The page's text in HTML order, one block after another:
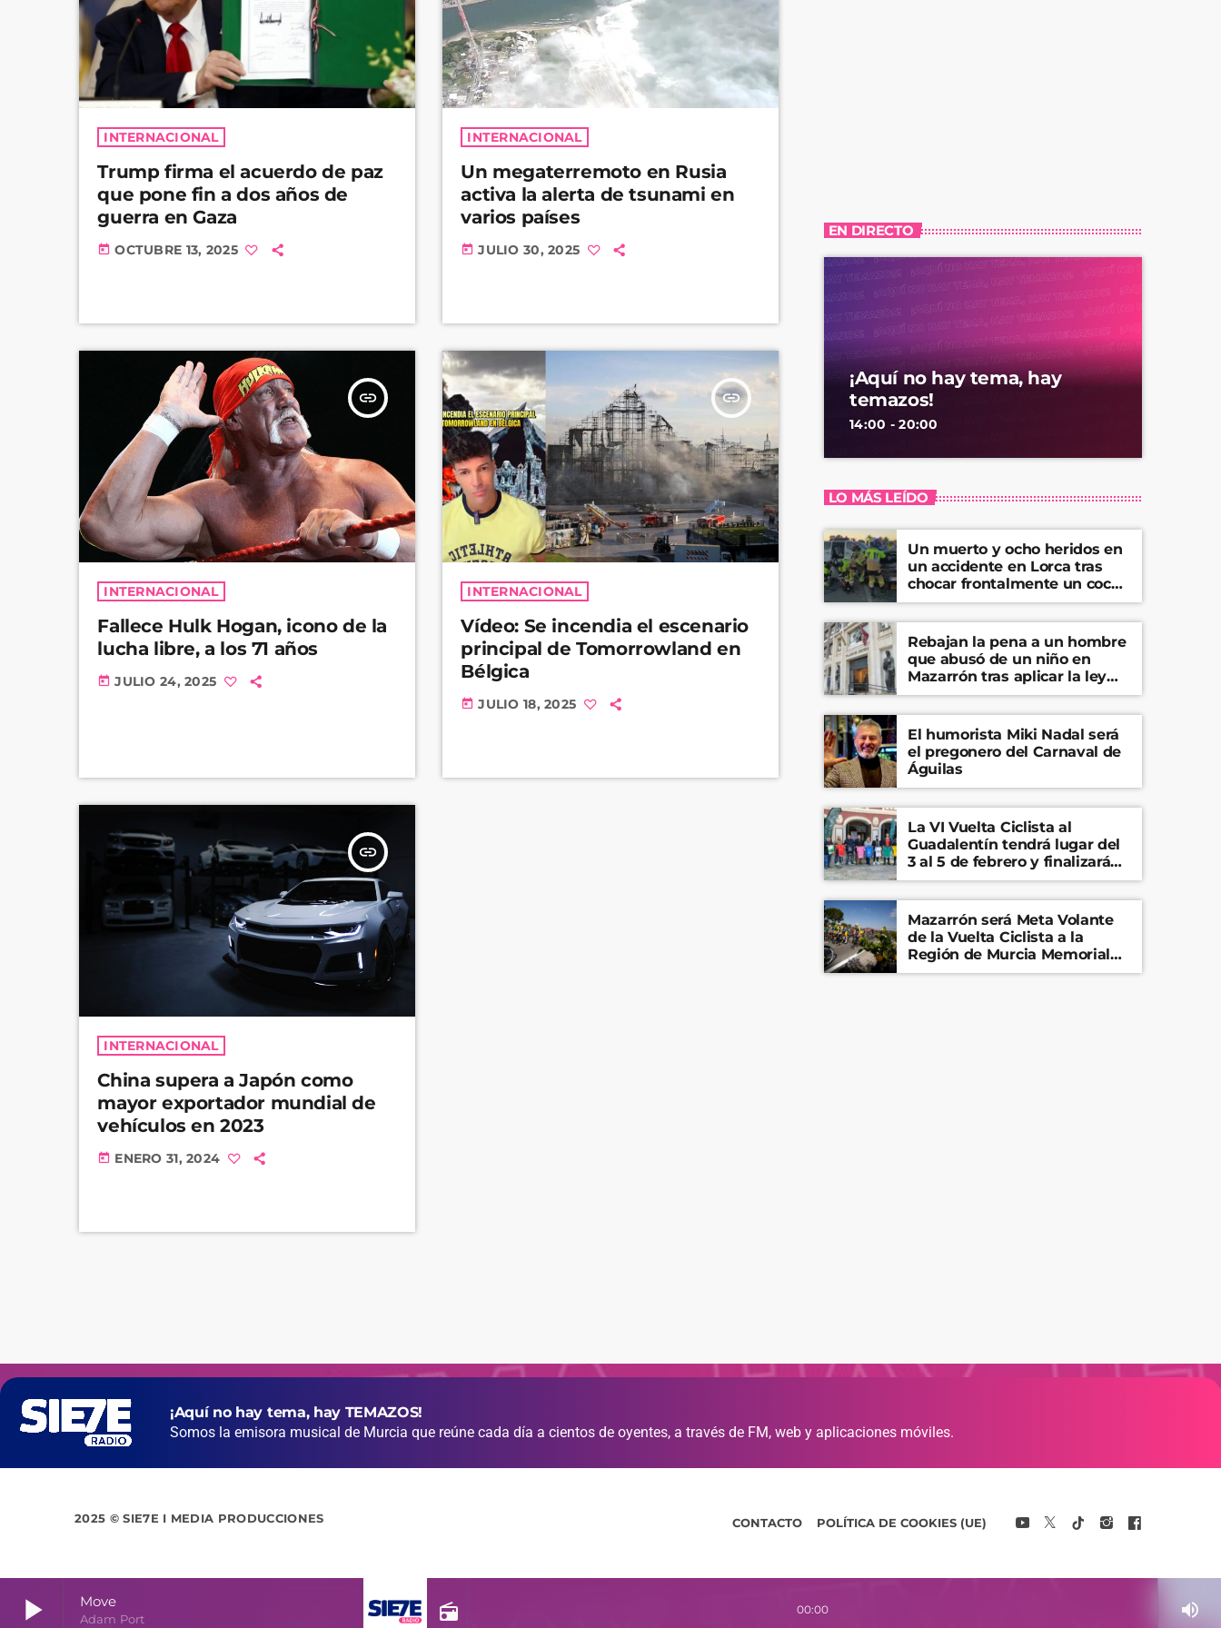
play_arrow Move
Adam Port radio 00:00 volume_up
INTERNACIONAL
Trump firma el acuerdo de paz
que pone fin a dos años de
guerra en Gaza
today OCTUBRE 13, 2025
INTERNACIONAL
Un megaterremoto en Rusia
activa la alerta de tsunami en
varios países
today JULIO 30, 2025
insert_link
INTERNACIONAL
Fallece Hulk Hogan, icono de la
lucha libre, a los 71 años
today JULIO 24, 2025
insert_link
INTERNACIONAL
Vídeo: Se incendia el escenario
principal de Tomorrowland en
Bélgica
today JULIO 18, 2025
insert_link
INTERNACIONAL
China supera a Japón como
mayor exportador mundial de
vehículos en 2023
today ENERO 31, 2024
EN DIRECTO
¡Aquí no hay tema, hay
temazos!
14:00 - 20:00
LO MÁS LEÍDO
Un muerto y ocho heridos en
un accidente en Lorca tras
chocar frontalmente un coche
y una furgoneta
Rebajan la pena a un hombre
que abusó de un niño en
Mazarrón tras aplicar la ley
del ‘solo sí es sí’
El humorista Miki Nadal será
el pregonero del Carnaval de
Águilas
La VI Vuelta Ciclista al
Guadalentín tendrá lugar del
3 al 5 de febrero y finalizará
en el Castillo de Lorca
Mazarrón será Meta Volante
de la Vuelta Ciclista a la
Región de Murcia Memorial
Mariano Rojas
¡Aquí no hay tema, hay TEMAZOS!
Somos la emisora musical de Murcia que reúne cada día a cientos de oyentes, a través de FM, web y aplicaciones móviles.
2025 © SIE7E I MEDIA PRODUCCIONES CONTACTO POLÍTICA DE COOKIES (UE)